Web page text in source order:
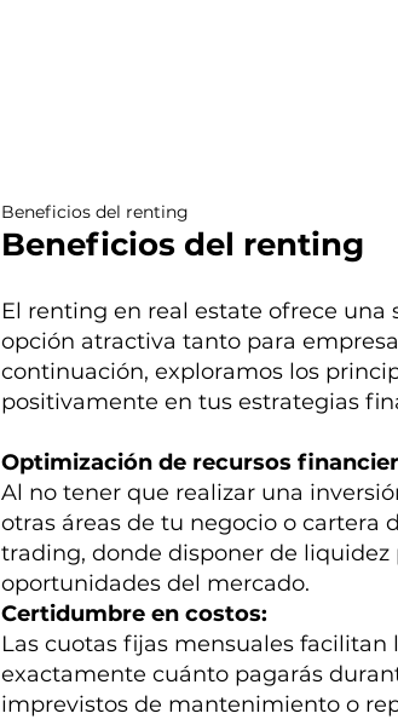
Beneficios del renting
Beneficios del renting
El renting en real estate ofrece
opción atractiva tanto para
continuación, exploramos los
positivamente en tus estrategias
Optimización de recursos
Al no tener que realizar una
otras áreas de tu negocio o cartera
trading, donde disponer de
oportunidades del mercado.
Certidumbre en costos:
Las cuotas fijas mensuales
exactamente cuánto pagarás
imprevistos de mantenimiento o